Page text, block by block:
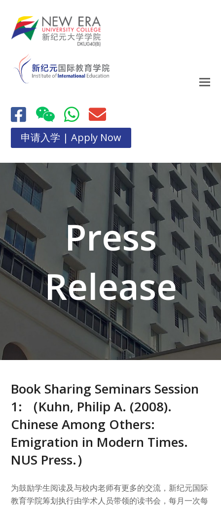
申请入学 | Apply Now
Press
Release
Book Sharing Seminars Session
1: （Kuhn, Philip A. (2008).
Chinese Among Others:
Emigration in Modern Times.
NUS Press.）
为鼓励学生阅读及与校内老师有更多的交流，新纪元国际
教育学院筹划执行由学术人员带领的读书会，每月一次每